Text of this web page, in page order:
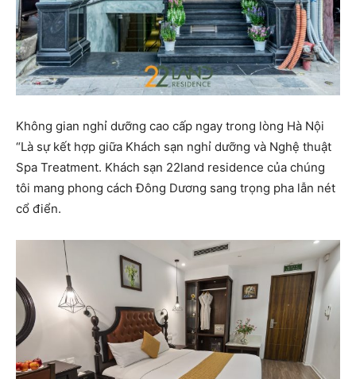
Không gian nghỉ dưỡng cao cấp ngay trong lòng Hà Nội
“Là sự kết hợp giữa Khách sạn nghỉ dưỡng và Nghệ thuật
Spa Treatment. Khách sạn 22land residence của chúng
tôi mang phong cách Đông Dương sang trọng pha lẫn nét
cổ điển.